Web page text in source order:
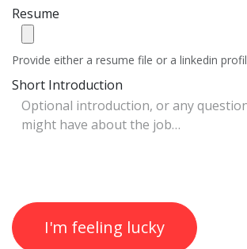
Resume
Provide either a resume file or a linkedin
Short Introduction
I'm feeling lucky